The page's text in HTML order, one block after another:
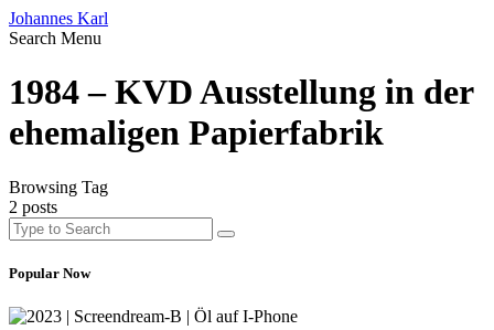
Johannes Karl
Search Menu
1984 – KVD Ausstellung in der
ehemaligen Papierfabrik
Browsing Tag
2 posts
Popular Now